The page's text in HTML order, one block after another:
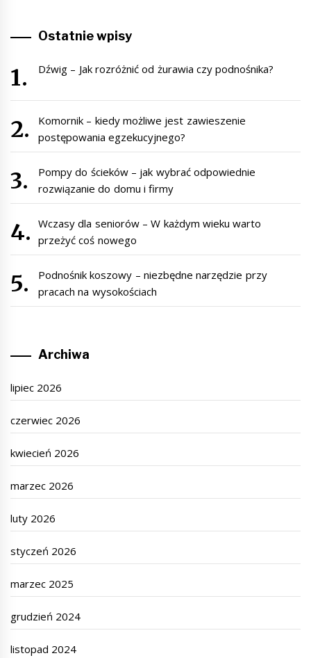
Ostatnie wpisy
Dźwig – Jak rozróżnić od żurawia czy podnośnika?
Komornik – kiedy możliwe jest zawieszenie
postępowania egzekucyjnego?
Pompy do ścieków – jak wybrać odpowiednie
rozwiązanie do domu i firmy
Wczasy dla seniorów – W każdym wieku warto
przeżyć coś nowego
Podnośnik koszowy – niezbędne narzędzie przy
pracach na wysokościach
Archiwa
lipiec 2026
czerwiec 2026
kwiecień 2026
marzec 2026
luty 2026
styczeń 2026
marzec 2025
grudzień 2024
listopad 2024